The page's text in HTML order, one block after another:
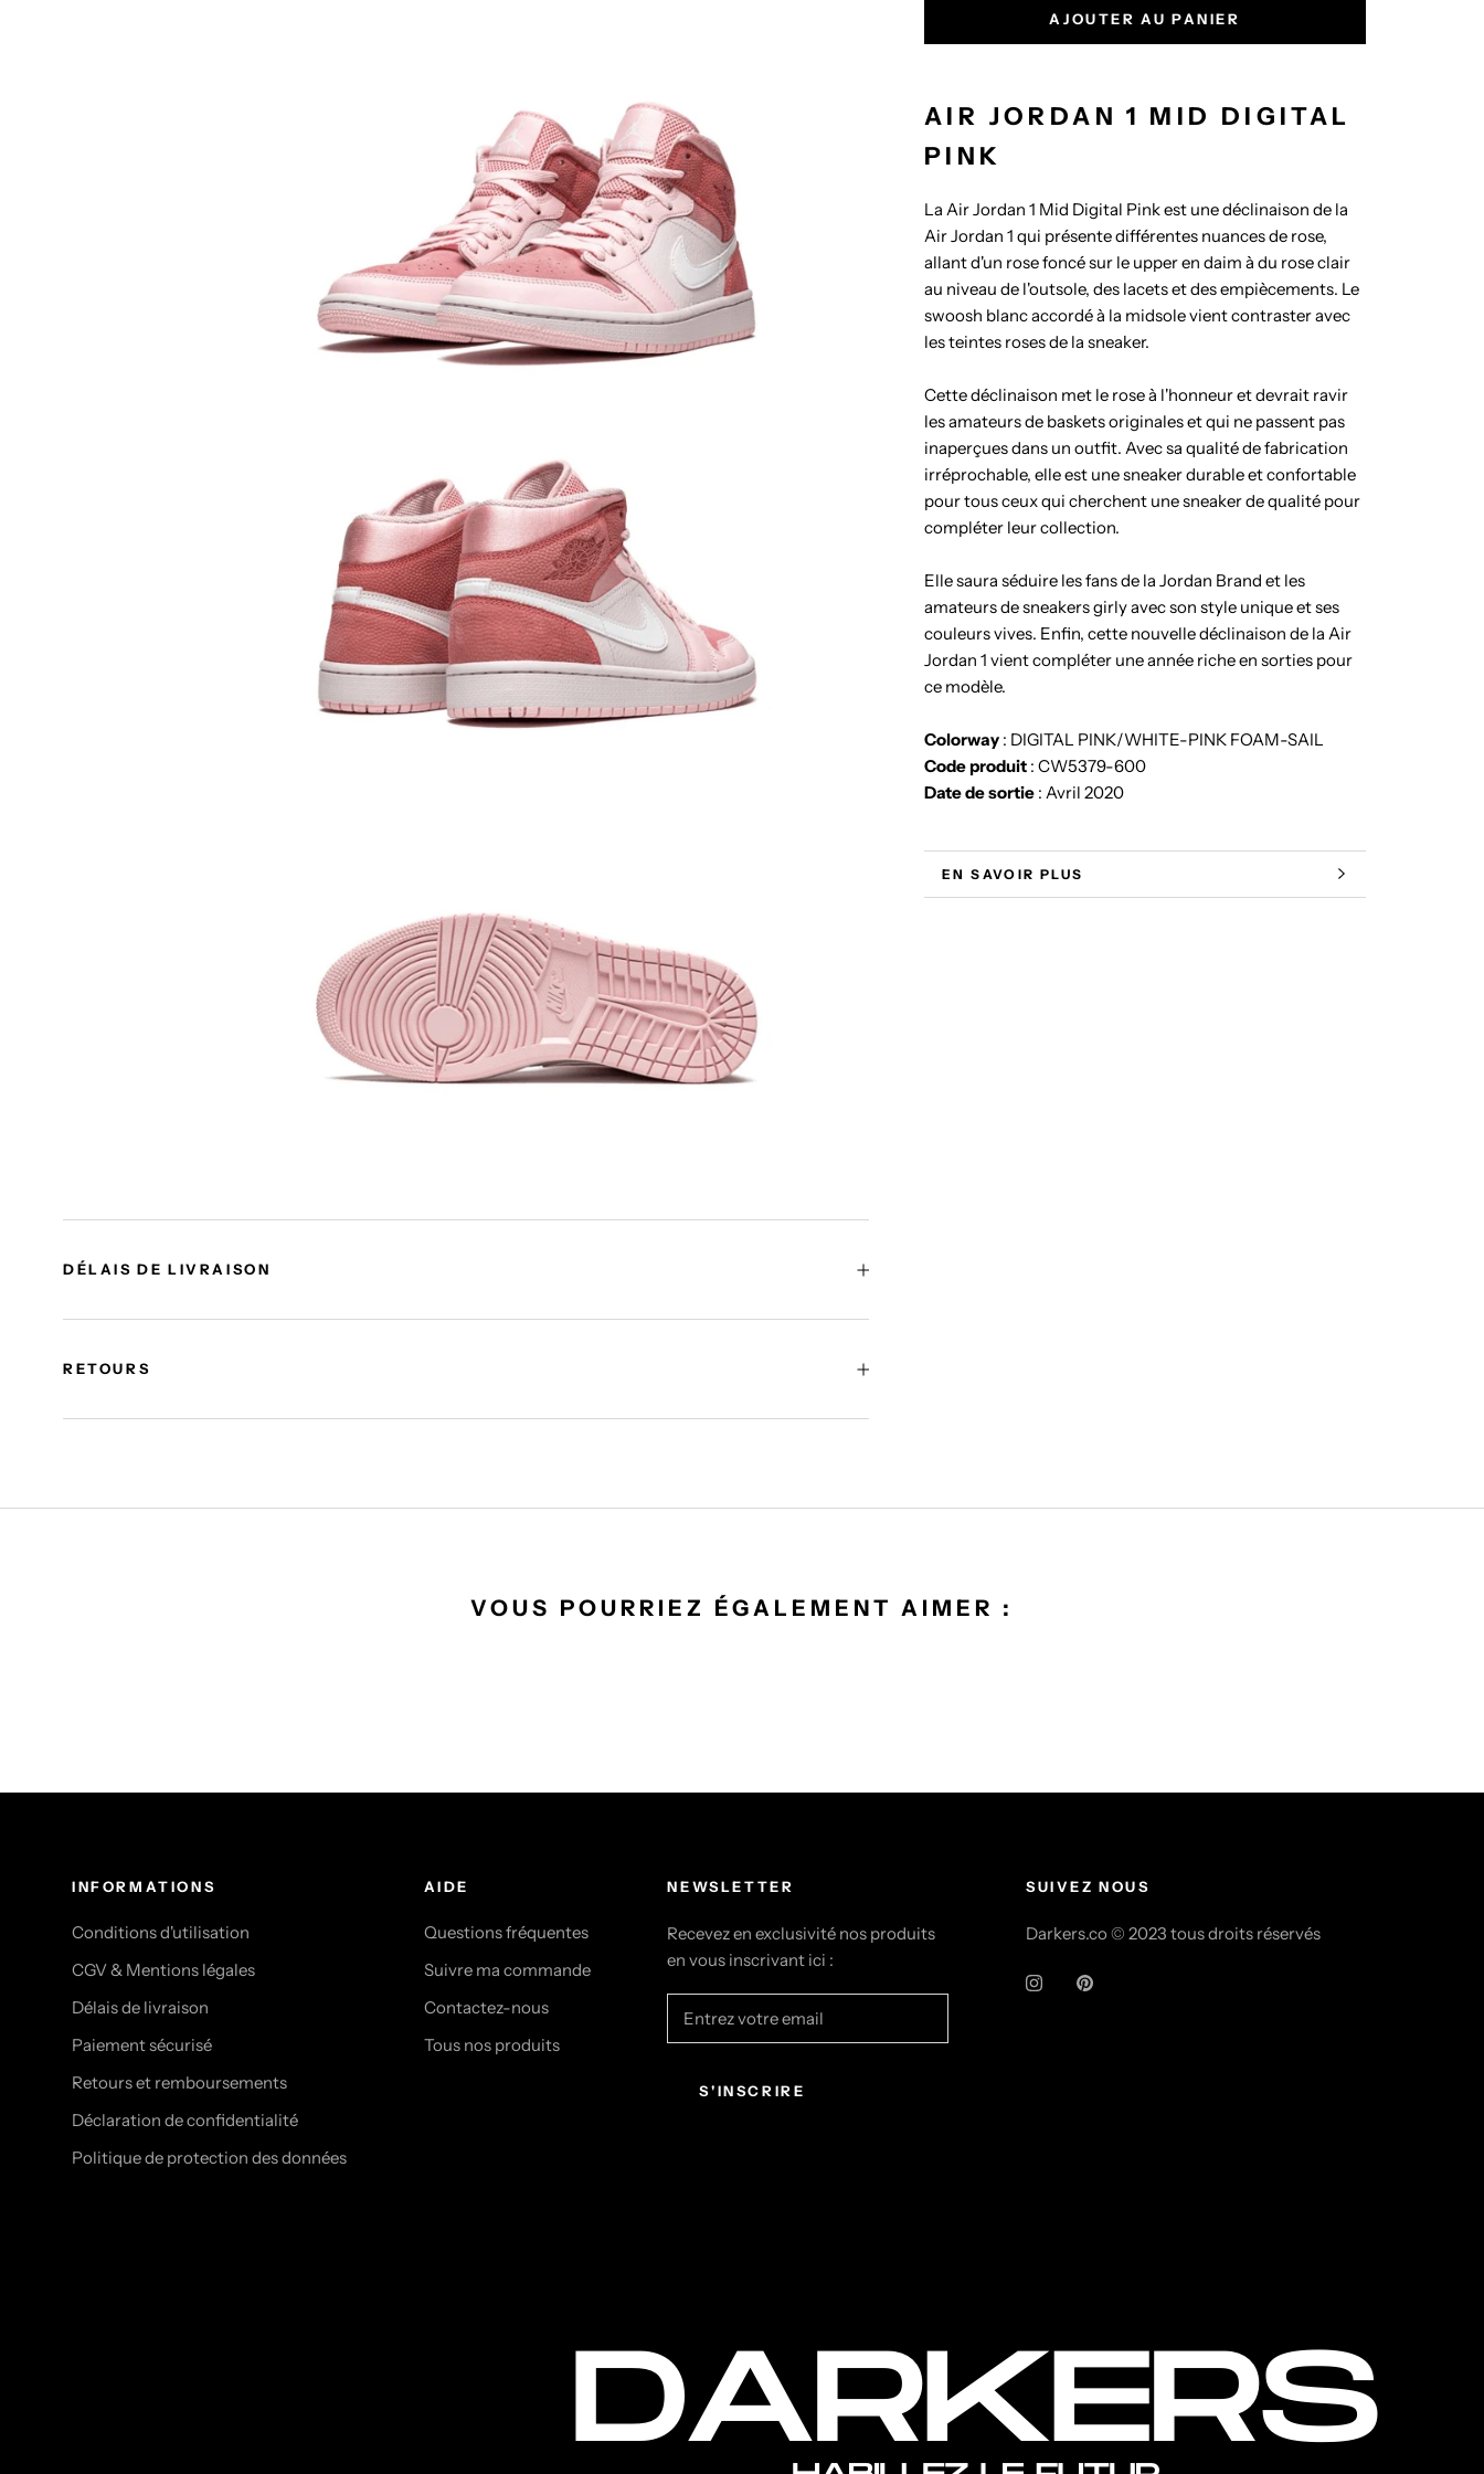
AJOUTER AU PANIER
AIR JORDAN 1 MID DIGITAL
PINK
La Air Jordan 1 Mid Digital Pink est une déclinaison de la
Air Jordan 1 qui présente différentes nuances de rose,
allant d'un rose foncé sur le upper en daim à du rose clair
au niveau de l'outsole, des lacets et des empiècements. Le
swoosh blanc accordé à la midsole vient contraster avec
les teintes roses de la sneaker.
Cette déclinaison met le rose à l'honneur et devrait ravir
les amateurs de baskets originales et qui ne passent pas
inaperçues dans un outfit. Avec sa qualité de fabrication
irréprochable, elle est une sneaker durable et confortable
pour tous ceux qui cherchent une sneaker de qualité pour
compléter leur collection.
Elle saura séduire les fans de la Jordan Brand et les
amateurs de sneakers girly avec son style unique et ses
couleurs vives. Enfin, cette nouvelle déclinaison de la Air
Jordan 1 vient compléter une année riche en sorties pour
ce modèle.
Colorway : DIGITAL PINK/WHITE-PINK FOAM-SAIL
Code produit : CW5379-600
Date de sortie : Avril 2020
EN SAVOIR PLUS
VOIR LES IMAGES
DÉLAIS DE LIVRAISON
RETOURS
VOUS POURRIEZ ÉGALEMENT AIMER :
INFORMATIONS
Conditions d'utilisation
CGV & Mentions légales
Délais de livraison
Paiement sécurisé
Retours et remboursements
Déclaration de confidentialité
Politique de protection des données
AIDE
Questions fréquentes
Suivre ma commande
Contactez-nous
Tous nos produits
NEWSLETTER
Recevez en exclusivité nos produits
en vous inscrivant ici :
S'INSCRIRE
SUIVEZ NOUS
Darkers.co © 2023 tous droits réservés